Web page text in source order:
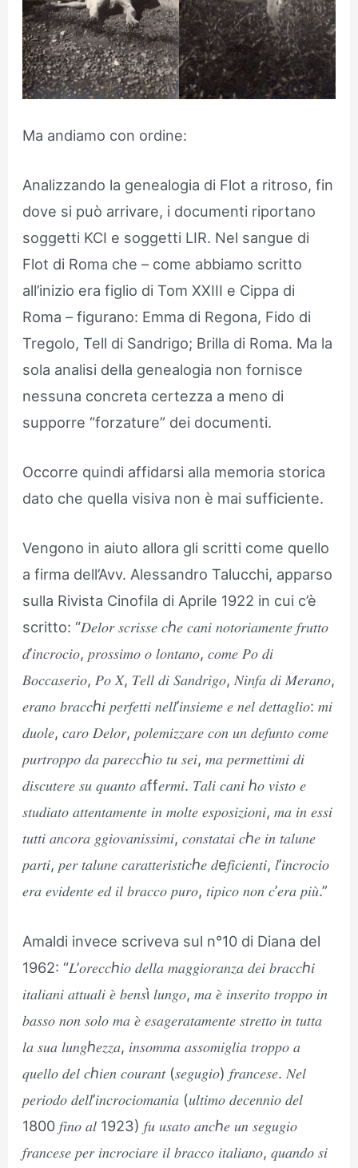
Ma andiamo con ordine:
Analizzando la genealogia di Flot a ritroso, fin
dove si può arrivare, i documenti riportano
soggetti KCI e soggetti LIR. Nel sangue di
Flot di Roma che – come abbiamo scritto
all’inizio era figlio di Tom XXIII e Cippa di
Roma – figurano: Emma di Regona, Fido di
Tregolo, Tell di Sandrigo; Brilla di Roma. Ma la
sola analisi della genealogia non fornisce
nessuna concreta certezza a meno di
supporre “forzature” dei documenti.
Occorre quindi affidarsi alla memoria storica
dato che quella visiva non è mai sufficiente.
Vengono in aiuto allora gli scritti come quello
a firma dell’Avv. Alessandro Talucchi, apparso
sulla Rivista Cinofila di Aprile 1922 in cui c’è
scritto: “𝐷𝑒𝑙𝑜𝑟 𝑠𝑐𝑟𝑖𝑠𝑠𝑒 𝑐ℎ𝑒 𝑐𝑎𝑛𝑖 𝑛𝑜𝑡𝑜𝑟𝑖𝑎𝑚𝑒𝑛𝑡𝑒 𝑓𝑟𝑢𝑡𝑡𝑜
𝑑’𝑖𝑛𝑐𝑟𝑜𝑐𝑖𝑜, 𝑝𝑟𝑜𝑠𝑠𝑖𝑚𝑜 𝑜 𝑙𝑜𝑛𝑡𝑎𝑛𝑜, 𝑐𝑜𝑚𝑒 𝑃𝑜 𝑑𝑖
𝐵𝑜𝑐𝑐𝑎𝑠𝑒𝑟𝑖𝑜, 𝑃𝑜 𝑋, 𝑇𝑒𝑙𝑙 𝑑𝑖 𝑆𝑎𝑛𝑑𝑟𝑖𝑔𝑜, 𝑁𝑖𝑛𝑓𝑎 𝑑𝑖 𝑀𝑒𝑟𝑎𝑛𝑜,
𝑒𝑟𝑎𝑛𝑜 𝑏𝑟𝑎𝑐𝑐ℎ𝑖 𝑝𝑒𝑟𝑓𝑒𝑡𝑡𝑖 𝑛𝑒𝑙𝑙’𝑖𝑛𝑠𝑖𝑒𝑚𝑒 𝑒 𝑛𝑒𝑙 𝑑𝑒𝑡𝑡𝑎𝑔𝑙𝑖𝑜: 𝑚𝑖
𝑑𝑢𝑜𝑙𝑒, 𝑐𝑎𝑟𝑜 𝐷𝑒𝑙𝑜𝑟, 𝑝𝑜𝑙𝑒𝑚𝑖𝑧𝑧𝑎𝑟𝑒 𝑐𝑜𝑛 𝑢𝑛 𝑑𝑒𝑓𝑢𝑛𝑡𝑜 𝑐𝑜𝑚𝑒
𝑝𝑢𝑟𝑡𝑟𝑜𝑝𝑝𝑜 𝑑𝑎 𝑝𝑎𝑟𝑒𝑐𝑐ℎ𝑖𝑜 𝑡𝑢 𝑠𝑒𝑖, 𝑚𝑎 𝑝𝑒𝑟𝑚𝑒𝑡𝑡𝑖𝑚𝑖 𝑑𝑖
𝑑𝑖𝑠𝑐𝑢𝑡𝑒𝑟𝑒 𝑠𝑢 𝑞𝑢𝑎𝑛𝑡𝑜 𝑎ff𝑒𝑟𝑚𝑖. 𝑇𝑎𝑙𝑖 𝑐𝑎𝑛𝑖 ℎ𝑜 𝑣𝑖𝑠𝑡𝑜 𝑒
𝑠𝑡𝑢𝑑𝑖𝑎𝑡𝑜 𝑎𝑡𝑡𝑒𝑛𝑡𝑎𝑚𝑒𝑛𝑡𝑒 𝑖𝑛 𝑚𝑜𝑙𝑡𝑒 𝑒𝑠𝑝𝑜𝑠𝑖𝑧𝑖𝑜𝑛𝑖, 𝑚𝑎 𝑖𝑛 𝑒𝑠𝑠𝑖
𝑡𝑢𝑡𝑡𝑖 𝑎𝑛𝑐𝑜𝑟𝑎 𝑔𝑔𝑖𝑜𝑣𝑎𝑛𝑖𝑠𝑠𝑖𝑚𝑖, 𝑐𝑜𝑛𝑠𝑡𝑎𝑡𝑎𝑖 𝑐ℎ𝑒 𝑖𝑛 𝑡𝑎𝑙𝑢𝑛𝑒
𝑝𝑎𝑟𝑡𝑖, 𝑝𝑒𝑟 𝑡𝑎𝑙𝑢𝑛𝑒 𝑐𝑎𝑟𝑎𝑡𝑡𝑒𝑟𝑖𝑠𝑡𝑖𝑐ℎ𝑒 𝑑e𝑓𝑖𝑐𝑖𝑒𝑛𝑡𝑖, 𝑙’𝑖𝑛𝑐𝑟𝑜𝑐𝑖𝑜
𝑒𝑟𝑎 𝑒𝑣𝑖𝑑𝑒𝑛𝑡𝑒 𝑒𝑑 𝑖𝑙 𝑏𝑟𝑎𝑐𝑐𝑜 𝑝𝑢𝑟𝑜, 𝑡𝑖𝑝𝑖𝑐𝑜 𝑛𝑜𝑛 𝑐’𝑒𝑟𝑎 𝑝𝑖𝑢̀.”
Amaldi invece scriveva sul n°10 di Diana del
1962: “𝐿’𝑜𝑟𝑒𝑐𝑐ℎ𝑖𝑜 𝑑𝑒𝑙𝑙𝑎 𝑚𝑎𝑔𝑔𝑖𝑜𝑟𝑎𝑛𝑧𝑎 𝑑𝑒𝑖 𝑏𝑟𝑎𝑐𝑐ℎ𝑖
𝑖𝑡𝑎𝑙𝑖𝑎𝑛𝑖 𝑎𝑡𝑡𝑢𝑎𝑙𝑖 𝑒̀ 𝑏𝑒𝑛𝑠ì 𝑙𝑢𝑛𝑔𝑜, 𝑚𝑎 𝑒̀ 𝑖𝑛𝑠𝑒𝑟𝑖𝑡𝑜 𝑡𝑟𝑜𝑝𝑝𝑜 𝑖𝑛
𝑏𝑎𝑠𝑠𝑜 𝑛𝑜𝑛 𝑠𝑜𝑙𝑜 𝑚𝑎 𝑒̀ 𝑒𝑠𝑎𝑔𝑒𝑟𝑎𝑡𝑎𝑚𝑒𝑛𝑡𝑒 𝑠𝑡𝑟𝑒𝑡𝑡𝑜 𝑖𝑛 𝑡𝑢𝑡𝑡𝑎
𝑙𝑎 𝑠𝑢𝑎 𝑙𝑢𝑛𝑔ℎ𝑒𝑧𝑧𝑎, 𝑖𝑛𝑠𝑜𝑚𝑚𝑎 𝑎𝑠𝑠𝑜𝑚𝑖𝑔𝑙𝑖𝑎 𝑡𝑟𝑜𝑝𝑝𝑜 𝑎
𝑞𝑢𝑒𝑙𝑙𝑜 𝑑𝑒𝑙 𝑐ℎ𝑖𝑒𝑛 𝑐𝑜𝑢𝑟𝑎𝑛𝑡 (𝑠𝑒𝑔𝑢𝑔𝑖𝑜) 𝑓𝑟𝑎𝑛𝑐𝑒𝑠𝑒. 𝑁𝑒𝑙
𝑝𝑒𝑟𝑖𝑜𝑑𝑜 𝑑𝑒𝑙𝑙’𝑖𝑛𝑐𝑟𝑜𝑐𝑖𝑜𝑚𝑎𝑛𝑖𝑎 (𝑢𝑙𝑡𝑖𝑚𝑜 𝑑𝑒𝑐𝑒𝑛𝑛𝑖𝑜 𝑑𝑒𝑙
1800 𝑓𝑖𝑛𝑜 𝑎𝑙 1923) 𝑓𝑢 𝑢𝑠𝑎𝑡𝑜 𝑎𝑛𝑐ℎ𝑒 𝑢𝑛 𝑠𝑒𝑔𝑢𝑔𝑖𝑜
𝑓𝑟𝑎𝑛𝑐𝑒𝑠𝑒 𝑝𝑒𝑟 𝑖𝑛𝑐𝑟𝑜𝑐𝑖𝑎𝑟𝑒 𝑖𝑙 𝑏𝑟𝑎𝑐𝑐𝑜 𝑖𝑡𝑎𝑙𝑖𝑎𝑛𝑜, 𝑞𝑢𝑎𝑛𝑑𝑜 𝑠𝑖